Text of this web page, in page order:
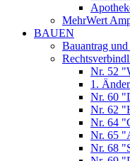
MehrWert
BAUEN
Bauantrag
Nr. 52
1.
Nr. 60
Nr. 62
Nr. 64
Nr. 65
Nr. 68